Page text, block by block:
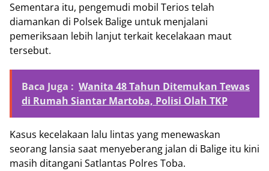
Sementara itu, pengemudi mobil Terios telah
diamankan di Polsek Balige untuk menjalani
pemeriksaan lebih lanjut terkait kecelakaan maut
tersebut.
Baca Juga : Wanita 48 Tahun Ditemukan Tewas
di Rumah Siantar Martoba, Polisi Olah TKP
Kasus kecelakaan lalu lintas yang menewaskan
seorang lansia saat menyeberang jalan di Balige itu kini
masih ditangani Satlantas Polres Toba.